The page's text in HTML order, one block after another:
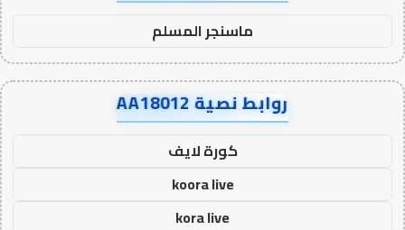
ماسنجر المسلم
روابط نصية AA18012
كورة لايف
koora live
kora live